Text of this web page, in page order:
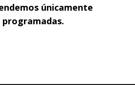
únicamente
programadas.